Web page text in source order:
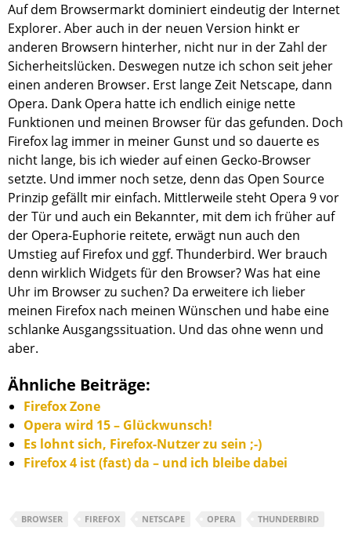
Auf dem Browsermarkt dominiert eindeutig der Internet
Explorer. Aber auch in der neuen Version hinkt er
anderen Browsern hinterher, nicht nur in der Zahl der
Sicherheitslücken. Deswegen nutze ich schon seit jeher
einen anderen Browser. Erst lange Zeit Netscape, dann
Opera. Dank Opera hatte ich endlich einige nette
Funktionen und meinen Browser für das gefunden. Doch
Firefox lag immer in meiner Gunst und so dauerte es
nicht lange, bis ich wieder auf einen Gecko-Browser
setzte. Und immer noch setze, denn das Open Source
Prinzip gefällt mir einfach. Mittlerweile steht Opera 9 vor
der Tür und auch ein Bekannter, mit dem ich früher auf
der Opera-Euphorie reitete, erwägt nun auch den
Umstieg auf Firefox und ggf. Thunderbird. Wer brauch
denn wirklich Widgets für den Browser? Was hat eine
Uhr im Browser zu suchen? Da erweitere ich lieber
meinen Firefox nach meinen Wünschen und habe eine
schlanke Ausgangssituation. Und das ohne wenn und
aber.
Ähnliche Beiträge:
Firefox Zone
Opera wird 15 – Glückwunsch!
Es lohnt sich, Firefox-Nutzer zu sein ;-)
Firefox 4 ist (fast) da – und ich bleibe dabei
BROWSER FIREFOX NETSCAPE OPERA THUNDERBIRD